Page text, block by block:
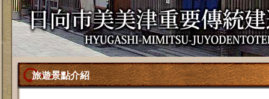
旅遊景點介紹